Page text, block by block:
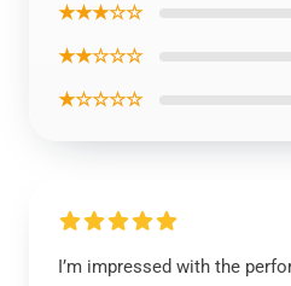
★★★☆☆
★★☆☆☆
★☆☆☆☆
I’m impressed with the